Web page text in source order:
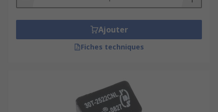
Ajouter
Fiches techniques